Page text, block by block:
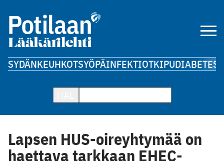
SYDÄNKEUHKOTSYÖPÄINFEKTIOTKIPUDIABETES
Lapsen HUS-oireyhtymää on
haettava tarkkaan EHEC-